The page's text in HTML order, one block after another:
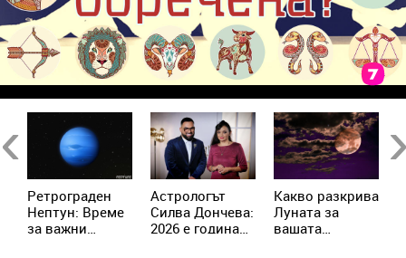
Ретрограден
Нептун: Време
за важни
Астрологът
Силва Дончева:
2026 е година
Kакво разкрива
Луната за
вашата